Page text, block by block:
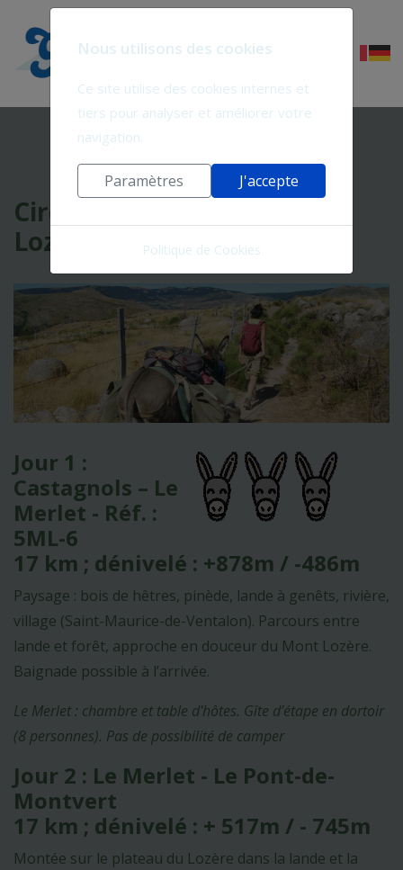
Circuit 5 jours sur le Mont
Lozère - 5ML-6
Jour 1 :
Castagnols – Le
Merlet - Réf. :
5ML-6
17 km ; dénivelé : +878m / -486m
Paysage : bois de hêtres, pinède, lande à genêts, rivière,
village (Saint-Maurice-de-Ventalon). Parcours entre
lande et forêt, approche en douceur du Mont Lozère.
Baignade possible à l’arrivée.
Le Merlet : chambre et table d'hôtes. Gîte d’étape en dortoir
(8 personnes). Pas de possibilité de camper
Jour 2 : Le Merlet - Le Pont-de-
Montvert
17 km ; dénivelé : + 517m / - 745m
Montée sur le plateau du Lozère dans la lande et la
Nous utilisons des cookies
Ce site utilise des cookies internes et
tiers pour analyser et améliorer votre
navigation.
Paramètres J'accepte
Politique de Cookies